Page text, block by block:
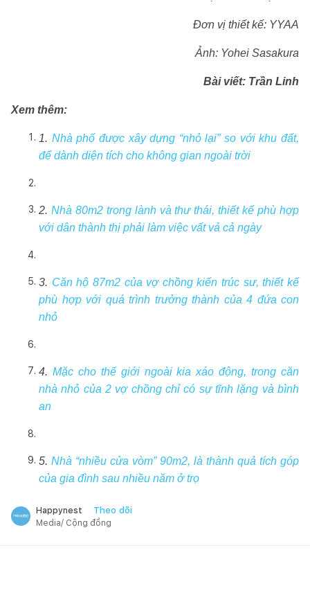
Đơn vị thiết kế: YYAA
Ảnh: Yohei Sasakura
Bài viết: Trần Linh
Xem thêm:
1. Nhà phố được xây dựng “nhỏ lại” so với khu đất,
để dành diện tích cho không gian ngoài trời
2. Nhà 80m2 trong lành và thư thái, thiết kế phù hợp
với dân thành thị phải làm việc vất vả cả ngày
3. Căn hộ 87m2 của vợ chồng kiến trúc sư, thiết kế
phù hợp với quá trình trưởng thành của 4 đứa con
nhỏ
4. Mặc cho thế giới ngoài kia xáo động, trong căn
nhà nhỏ của 2 vợ chồng chỉ có sự tĩnh lặng và bình
an
5. Nhà “nhiều cửa vòm” 90m2, là thành quả tích góp
của gia đình sau nhiều năm ở trọ
Happynest Theo dõi
Media/ Cộng đồng